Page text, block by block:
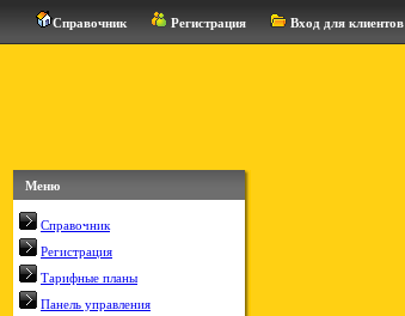
Справочник Регистрация Вход для клиентов
Меню
Справочник
Регистрация
Тарифные планы
Панель управления